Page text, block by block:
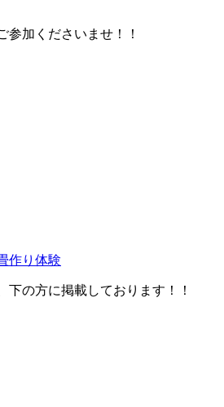
参加くださいませ！！
作り体験
下の方に掲載しております！！